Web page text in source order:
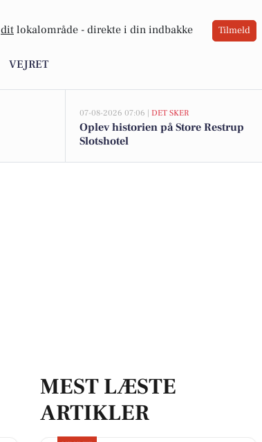
dit lokalområde - direkte i din indbakke Tilmeld
VEJRET
07-08-2026 07:06 | DET SKER
Oplev historien på Store Restrup
Slotshotel
MEST LÆSTE
ARTIKLER